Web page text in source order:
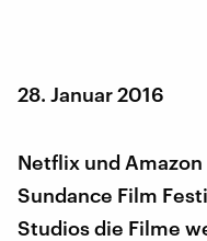
28. Januar 2016
Netflix und
Sundance Film
Studios die Filme